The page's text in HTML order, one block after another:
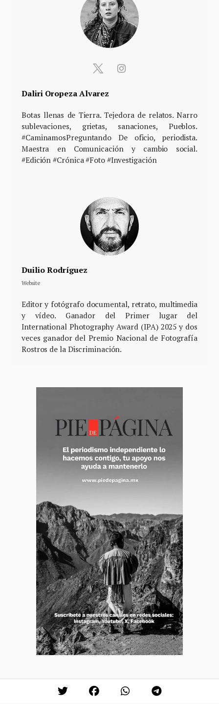
Daliri Oropeza Alvarez
Botas llenas de Tierra. Tejedora de relatos. Narro
sublevaciones, grietas, sanaciones, Pueblos.
#CaminamosPreguntando De oficio, periodista.
Maestra en Comunicación y cambio social.
#Edición #Crónica #Foto #Investigación
Duilio Rodríguez
Website
Editor y fotógrafo documental, retrato, multimedia
y vídeo. Ganador del Primer lugar del
International Photography Award (IPA) 2025 y dos
veces ganador del Premio Nacional de Fotografía
Rostros de la Discriminación.